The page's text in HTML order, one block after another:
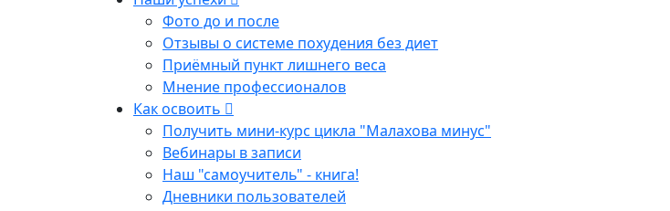
Фото до и после
Отзывы о системе похудения без диет
Приёмный пункт лишнего веса
Мнение профессионалов
Как освоить
Получить мини-курс цикла "Малахова минус"
Вебинары в записи
Наш "самоучитель" - книга!
Дневники пользователей